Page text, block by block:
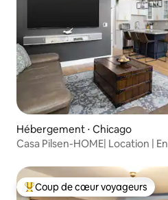
Hébergement ⋅ Chicago
Casa Pilsen-HOME| Location |
Coups de cœur voyageurs les
Coup de cœur voyageurs